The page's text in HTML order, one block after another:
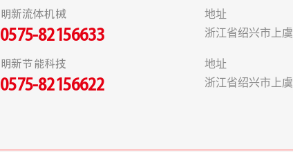
明新流体机械
0575-82156633
明新节能科技
0575-82156622
地址
浙江省绍兴市上
地址
浙江省绍兴市上